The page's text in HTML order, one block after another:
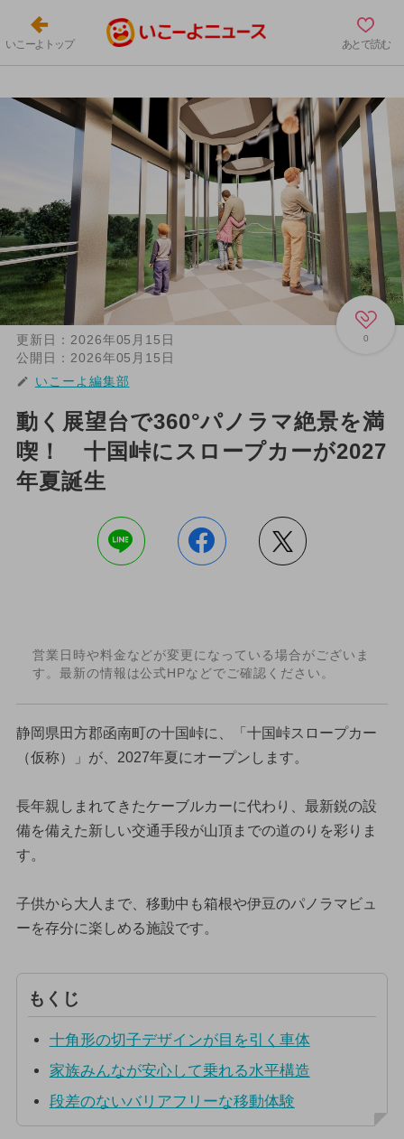
いこーよトップ あとで読む
0
更新日： 2026年05月15日
公開日： 2026年05月15日
いこーよ編集部
動く展望台で360°パノラマ絶景を満
喫！ 十国峠にスロープカーが2027
年夏誕生
営業日時や料金などが変更になっている場合がございま
す。最新の情報は公式HPなどでご確認ください。
静岡県田方郡函南町の十国峠に、「十国峠スロープカー
（仮称）」が、2027年夏にオープンします。
長年親しまれてきたケーブルカーに代わり、最新鋭の設
備を備えた新しい交通手段が山頂までの道のりを彩りま
す。
子供から大人まで、移動中も箱根や伊豆のパノラマビュ
ーを存分に楽しめる施設です。
もくじ
十角形の切子デザインが目を引く車体
家族みんなが安心して乗れる水平構造
段差のないバリアフリーな移動体験